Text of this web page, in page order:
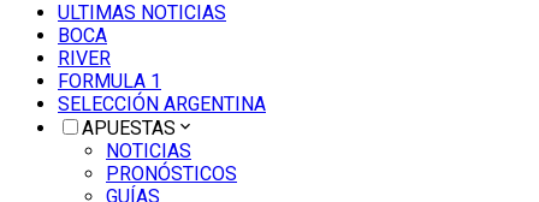
ULTIMAS NOTICIAS
BOCA
RIVER
FORMULA 1
SELECCIÓN ARGENTINA
APUESTAS
NOTICIAS
PRONÓSTICOS
GUÍAS